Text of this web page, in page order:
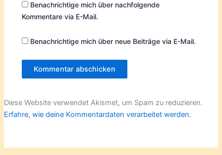
Benachrichtige mich über nachfolgende
Kommentare via E-Mail.
Benachrichtige mich über neue Beiträge via E-Mail.
Diese Website verwendet Akismet, um Spam zu reduzieren.
Erfahre, wie deine Kommentardaten verarbeitet werden.